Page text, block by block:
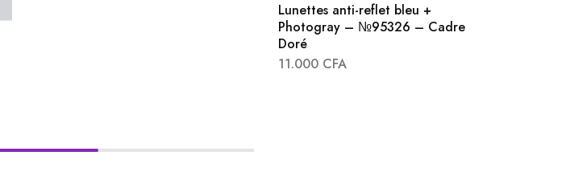
Lunettes anti-reflet bleu +
Photogray – №95326 – Cadre
Doré
11.000 CFA